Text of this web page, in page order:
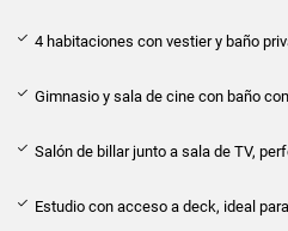
4 habitaciones con vestier y baño
Gimnasio y sala de cine con baño
Salón de billar junto a sala de TV,
Estudio con acceso a deck, ideal